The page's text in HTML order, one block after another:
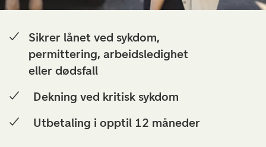
Sikrer lånet ved sykdom,
permittering, arbeidsledighet
eller dødsfall
Dekning ved kritisk sykdom
Utbetaling i opptil 12 måneder